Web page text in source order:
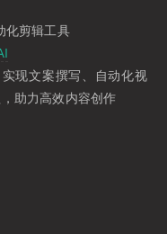
化剪辑工具
现文案撰写、自动化视
助力高效内容创作